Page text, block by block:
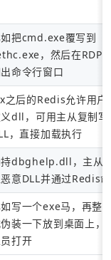
把cmd.exe覆写到
，然后在RDP
命令行窗口
之后的Redis允许用户
dll，可用主从复制
，直接加载执行
dbghelp.dll，主从
恶意DLL并通过Redis
写一个exe马，再整
装一下放到桌面上，
打开